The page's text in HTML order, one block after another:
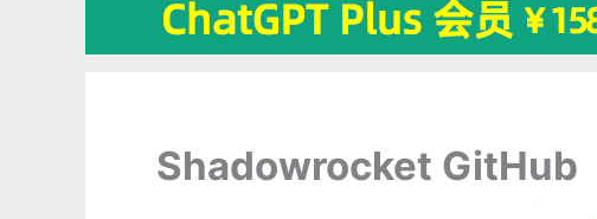
Shadowrocket GitHub